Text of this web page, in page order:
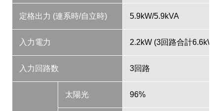
定格出力 (連系時/自立時) 5.9kW/5.9kVA
入力電力 2.2kW (3回路合計6.6kW)
入力回路数 3回路
太陽光 96%